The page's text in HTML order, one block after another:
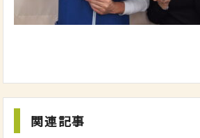
関連記事